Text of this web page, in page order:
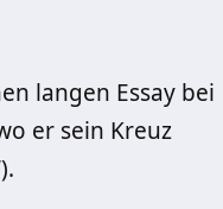
langen Essay bei
er sein Kreuz